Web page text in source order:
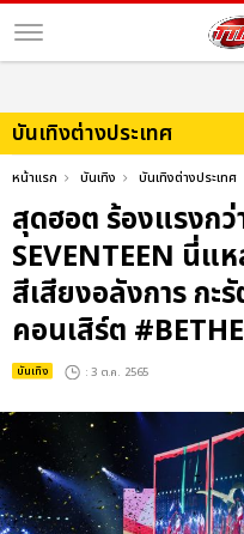
บันเทิงต่างประเทศ
หน้าแรก บันเทิง บันเทิงต่างประเทศ
สุดฮอต ร้องแรงก
SEVENTEEN นี่แ
สีเสียงอลังการ กะ
คอนเสิร์ต
บันเทิง : 3 ต.ค. 2565